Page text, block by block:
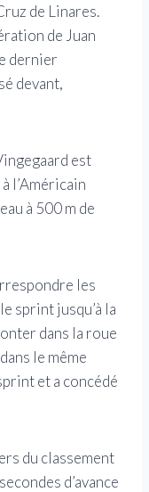
de Linares.
de Juan
dernier
devant,
est
l’Américain
à 500 m de
les
sprint jusqu’à la
dans la roue
le même
et a concédé
du classement
d’avance